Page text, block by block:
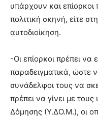
υπάρχουν και επίορκοι
πολιτική σκηνή, είτε
αυτοδιοίκηση.
-Οι επίορκοι πρέπει να
παραδειγματικά, ώστε
συνάδελφοι τους να
πρέπει να γίνει με
Δόμησης (Υ.ΔΟ.Μ.), οι